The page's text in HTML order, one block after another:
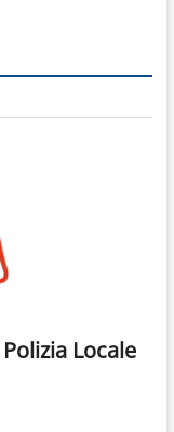
Locale